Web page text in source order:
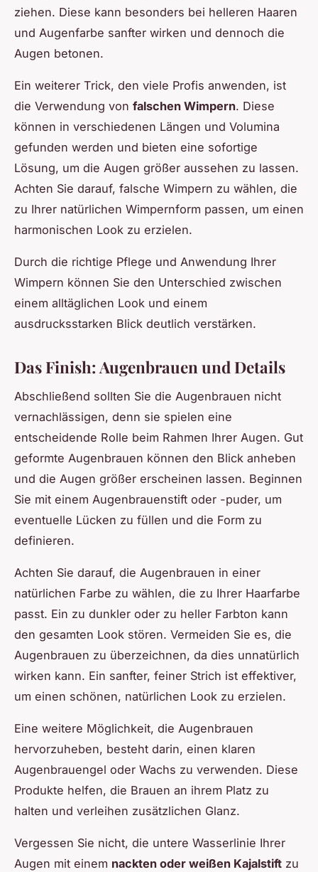
ziehen. Diese kann besonders bei helleren Haaren
und Augenfarbe sanfter wirken und dennoch die
Augen betonen.
Ein weiterer Trick, den viele Profis anwenden, ist
die Verwendung von falschen Wimpern. Diese
können in verschiedenen Längen und Volumina
gefunden werden und bieten eine sofortige
Lösung, um die Augen größer aussehen zu lassen.
Achten Sie darauf, falsche Wimpern zu wählen, die
zu Ihrer natürlichen Wimpernform passen, um einen
harmonischen Look zu erzielen.
Durch die richtige Pflege und Anwendung Ihrer
Wimpern können Sie den Unterschied zwischen
einem alltäglichen Look und einem
ausdrucksstarken Blick deutlich verstärken.
Das Finish: Augenbrauen und Details
Abschließend sollten Sie die Augenbrauen nicht
vernachlässigen, denn sie spielen eine
entscheidende Rolle beim Rahmen Ihrer Augen. Gut
geformte Augenbrauen können den Blick anheben
und die Augen größer erscheinen lassen. Beginnen
Sie mit einem Augenbrauenstift oder -puder, um
eventuelle Lücken zu füllen und die Form zu
definieren.
Achten Sie darauf, die Augenbrauen in einer
natürlichen Farbe zu wählen, die zu Ihrer Haarfarbe
passt. Ein zu dunkler oder zu heller Farbton kann
den gesamten Look stören. Vermeiden Sie es, die
Augenbrauen zu überzeichnen, da dies unnatürlich
wirken kann. Ein sanfter, feiner Strich ist effektiver,
um einen schönen, natürlichen Look zu erzielen.
Eine weitere Möglichkeit, die Augenbrauen
hervorzuheben, besteht darin, einen klaren
Augenbrauengel oder Wachs zu verwenden. Diese
Produkte helfen, die Brauen an ihrem Platz zu
halten und verleihen zusätzlichen Glanz.
Vergessen Sie nicht, die untere Wasserlinie Ihrer
Augen mit einem nackten oder weißen Kajalstift zu